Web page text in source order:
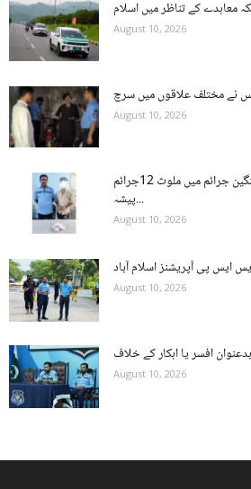
August 10, 2026
August 10, 2026
اسلام آباد (ٹی این ایس) سنگین جرائم میں ملوث 12جرائم
پیشہ...
August 10, 2026
August 10, 2026
August 10, 2026